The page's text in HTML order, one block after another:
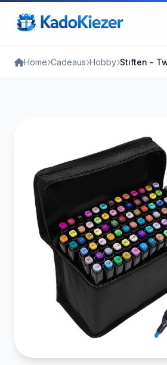
Home Cadeaus Hobby Stiften -